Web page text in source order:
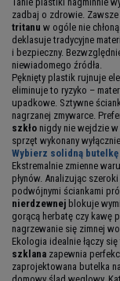
zadbaj o zdrowie.
tritanu w ogóle nie
deklasuje tradycyjne
i bezpieczny.
niewiadomego źródła.
Pęknięty plastik rujnuje
eliminuje to ryzyko –
upadkowe. Sztywne
nagrzanej zmywarce.
szkło nigdy nie wejdzie
sprzęt wykonany
Wybierz solidną
Ekstremalnie zmienne
płynów. Analizując
podwójnymi ściankami
nierdzewnej blokuje
gorącą herbatę czy kawę
nagrzewanie się zimnej
Ekologia idealnie łączy
szklana zapewnia
zaprojektowana butelka